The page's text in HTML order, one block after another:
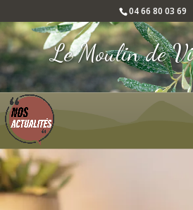
04 66 80 03 69
Le Moulin de